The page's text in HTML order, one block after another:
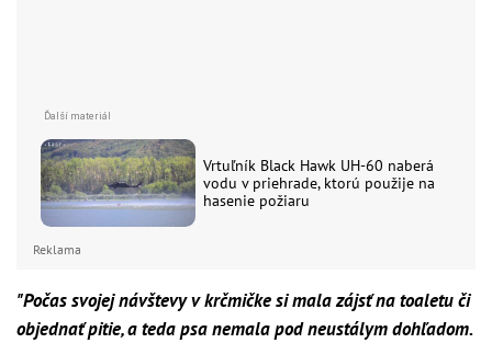
Vrtuľník Black Hawk UH-60 naberá
vodu v priehrade, ktorú použije na
hasenie požiaru
Reklama
"Počas svojej návštevy v krčmičke si mala zájsť na toaletu či
objednať pitie, a teda psa nemala pod neustálym dohľadom.